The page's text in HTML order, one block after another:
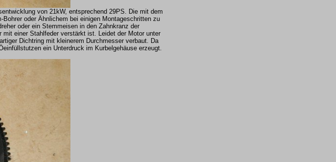
von 21kW, entsprechend 29PS. Die mit dem
oder Ähnlichem bei einigen Montageschritten zu
oder ein Stemmeisen in den Zahnkranz der
einer Stahlfeder verstärkt ist. Leidet der Motor unter
Dichtring mit kleinerem Durchmesser verbaut. Da
ein Unterdruck im Kurbelgehäuse erzeugt.